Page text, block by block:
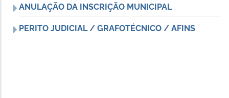
ANULAÇÃO DA INSCRIÇÃO MUNICIPAL
PERITO JUDICIAL / GRAFOTÉCNICO / AFINS